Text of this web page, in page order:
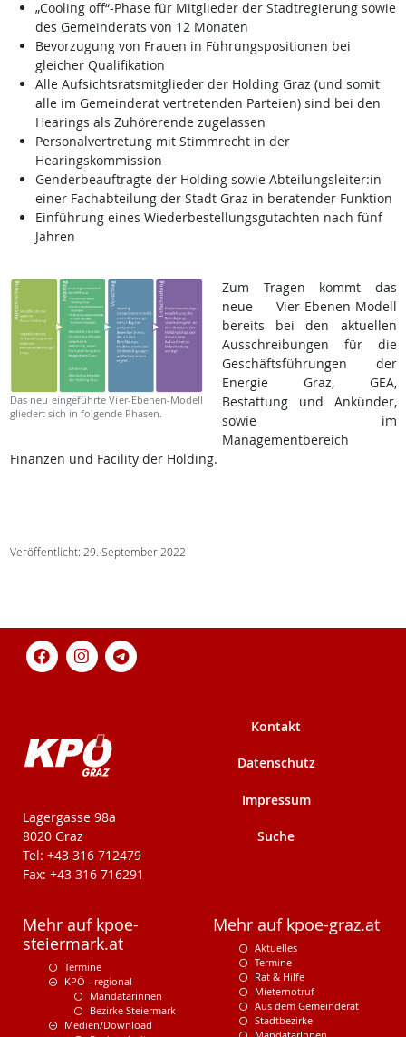
„Cooling off“-Phase für Mitglieder der Stadtregierung sowie
des Gemeinderats von 12 Monaten
Bevorzugung von Frauen in Führungspositionen bei
gleicher Qualifikation
Alle Aufsichtsratsmitglieder der Holding Graz (und somit
alle im Gemeinderat vertretenden Parteien) sind bei den
Hearings als Zuhörerende zugelassen
Personalvertretung mit Stimmrecht in der
Hearingskommission
Genderbeauftragte der Holding sowie Abteilungsleiter:in
einer Fachabteilung der Stadt Graz in beratender Funktion
Einführung eines Wiederbestellungsgutachten nach fünf
Jahren
Das neu eingeführte Vier-Ebenen-Modell
gliedert sich in folgende Phasen.
Zum Tragen kommt das
neue Vier-Ebenen-Modell
bereits bei den aktuellen
Ausschreibungen für die
Geschäftsführungen der
Energie Graz, GEA,
Bestattung und Ankünder,
sowie im
Managementbereich
Finanzen und Facility der Holding.
Veröffentlicht: 29. September 2022
KPÖ-Steiermark
Lagergasse 98a
8020 Graz
Tel: +43 316 712479
Fax: +43 316 716291
Kontakt
Datenschutz
Impressum
Suche
Mehr auf kpoe-
steiermark.at
Termine
KPÖ - regional
Mandatarinnen
Bezirke Steiermark
Medien/Download
Mehr auf kpoe-graz.at
Aktuelles
Termine
Rat & Hilfe
Mieternotruf
Aus dem Gemeinderat
Stadtbezirke